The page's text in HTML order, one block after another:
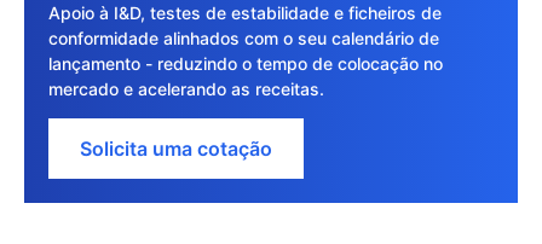
Apoio à I&D, testes de estabilidade e ficheiros de
conformidade alinhados com o seu calendário de
lançamento - reduzindo o tempo de colocação no
mercado e acelerando as receitas.
Solicita uma cotação